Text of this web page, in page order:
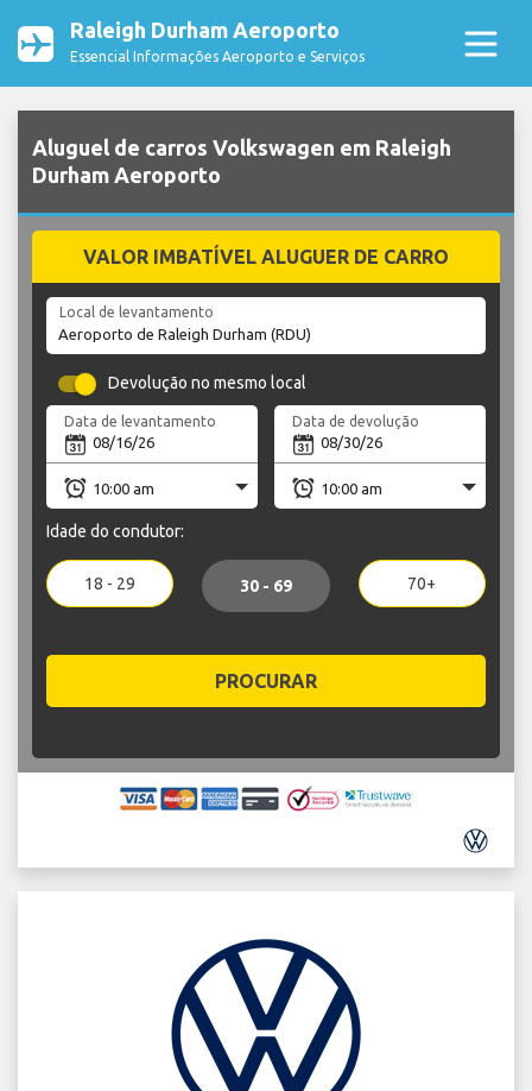
Raleigh Durham Aeroporto
Essencial Informações Aeroporto e Serviços
Aluguel de carros Volkswagen em Raleigh
Durham Aeroporto
VALOR IMBATÍVEL ALUGUER DE CARRO
Local de levantamento
Devolução no mesmo local
Data de levantamento Data de devolução
Idade do condutor:
18 - 29 30 - 69 70+
PROCURAR